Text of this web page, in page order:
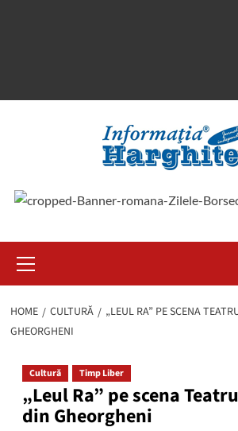
Menu
HOME CULTURĂ
„LEUL RA” PE SCENA
GHEORGHENI
Cultură Timp Liber
„Leul Ra” pe scena
din Gheorgheni